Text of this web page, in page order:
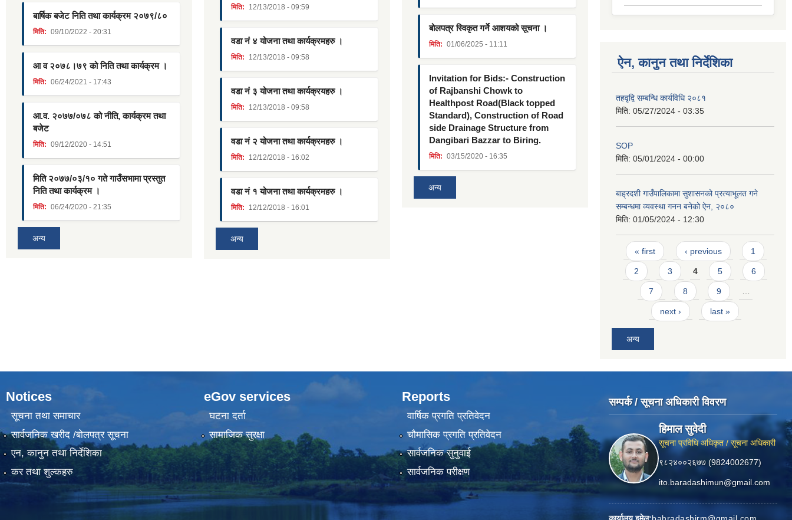
बार्षिक बजेट निति तथा कार्यक्रम २०७९/८०
मिति: 09/10/2022 - 20:31
आ व २०७८।७९ को निति तथा कार्यक्रम ।
मिति: 06/24/2021 - 17:43
आ.व. २०७७/०७८ को नीति, कार्यक्रम तथा
बजेट
मिति: 09/12/2020 - 14:51
मिति २०७७/०३/१० गते गाउँसभामा प्रस्तुत
निति तथा कार्यक्रम ।
मिति: 06/24/2020 - 21:35
अन्य
मिति: 12/13/2018 - 09:59
वडा नं ४ योजना तथा कार्यक्रमहरु ।
मिति: 12/13/2018 - 09:58
वडा नं ३ योजना तथा कार्यक्रयहरु ।
मिति: 12/13/2018 - 09:58
वडा नं २ योजना तथा कार्यक्रमहरु ।
मिति: 12/12/2018 - 16:02
वडा नं १ योजना तथा कार्यक्रमहरु ।
मिति: 12/12/2018 - 16:01
अन्य
बोलपत्र स्विकृत गर्ने आशयको सूचना ।
मिति: 01/06/2025 - 11:11
Invitation for Bids:- Construction
of Rajbanshi Chowk to
Healthpost Road(Black topped
Standard), Construction of Road
side Drainage Structure from
Dangibari Bazzar to Biring.
मिति: 03/15/2020 - 16:35
अन्य
ऐन, कानुन तथा निर्देशिका
तहवृद्वि सम्बन्धि कार्यविधि २०८१
मिति: 05/27/2024 - 03:35
SOP
मिति: 05/01/2024 - 00:00
बाह्रदशी गाउँपालिकामा सुशासनको प्रत्याभूलत गने
सम्बन्धमा व्यवस्था गनन बनेको ऐन, २०८०
मिति: 01/05/2024 - 12:30
Pages
« first ‹ previous 1
2 3 4 5 6
7 8 9 …
next › last »
अन्य
Notices
सूचना तथा समाचार
सार्वजनिक खरीद /बोलपत्र सूचना
एन, कानुन तथा निर्देशिका
कर तथा शुल्कहरु
eGov services
घटना दर्ता
सामाजिक सुरक्षा
Reports
वार्षिक प्रगति प्रतिवेदन
चौमासिक प्रगति प्रतिवेदन
सार्वजनिक सुनुवाई
सार्वजनिक परीक्षण
सम्पर्क / सूचना अधिकारी विवरण
हिमाल सुवेदी
सूचना प्रविधि अधिकृत / सूचना अधिकारी
९८२४००२६७७ (9824002677)
ito.baradashimun@gmail.com